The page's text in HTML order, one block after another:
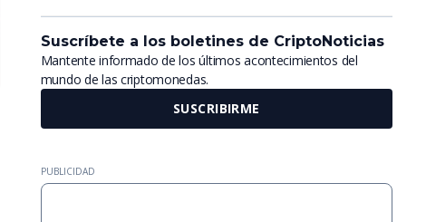
Suscríbete a los boletines de CriptoNoticias
Mantente informado de los últimos acontecimientos del
mundo de las criptomonedas.
SUSCRIBIRME
PUBLICIDAD